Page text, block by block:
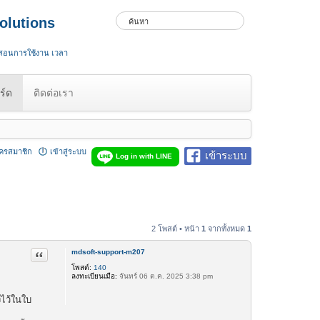
นการใช้งาน เวลา
ด ติดต่อเรา
เข้าระบบ
Log in with LINE
เข้าสู่ระบบ
รสมาชิก
2 โพสต์ • หน้า 1 จากทั้งหมด 1
mdsoft-support-m207
โพสต์: 140
ลงทะเบียนเมื่อ: จันทร์ 06 ต.ค. 2025 3:38 pm
อ้างคำพูด
ว้ในใบ